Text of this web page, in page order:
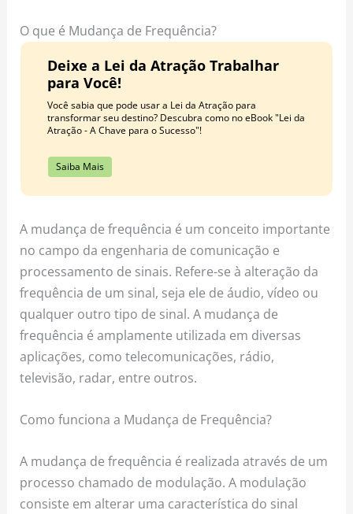
k a
m t
O que é Mudança de Frequência?
Deixe a Lei da Atração Trabalhar
para Você!
Você sabia que pode usar a Lei da Atração para
transformar seu destino? Descubra como no eBook "Lei da
Atração - A Chave para o Sucesso"!
Saiba Mais
A mudança de frequência é um conceito importante
no campo da engenharia de comunicação e
processamento de sinais. Refere-se à alteração da
frequência de um sinal, seja ele de áudio, vídeo ou
qualquer outro tipo de sinal. A mudança de
frequência é amplamente utilizada em diversas
aplicações, como telecomunicações, rádio,
televisão, radar, entre outros.
Como funciona a Mudança de Frequência?
A mudança de frequência é realizada através de um
processo chamado de modulação. A modulação
consiste em alterar uma característica do sinal